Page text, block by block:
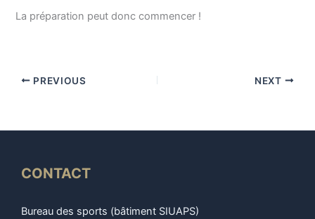
La préparation peut donc commencer !
PREVIOUS NEXT
CONTACT
Bureau des sports (bâtiment SIUAPS)